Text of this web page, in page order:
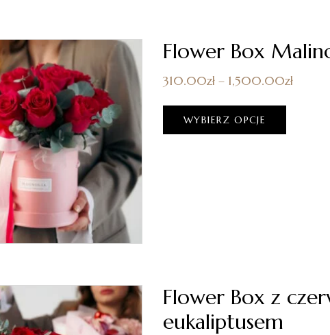
Flower Box
310.00zł– 1,500.00zł
WYBIERZ OPCJE
Flower Box z
eukaliptusem